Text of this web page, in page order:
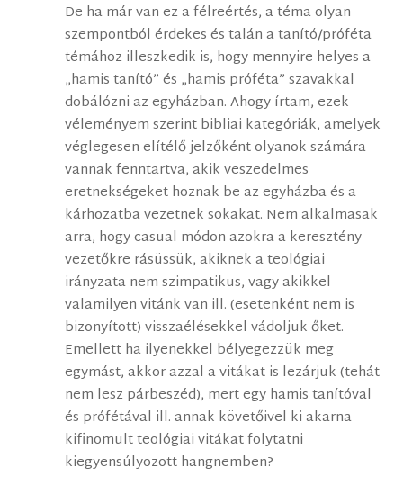
De ha már van ez a félreértés, a téma olyan
szempontból érdekes és talán a tanító/próféta
témához illeszkedik is, hogy mennyire helyes a
„hamis tanító” és „hamis próféta” szavakkal
dobálózni az egyházban. Ahogy írtam, ezek
véleményem szerint bibliai kategóriák, amelyek
véglegesen elítélő jelzőként olyanok számára
vannak fenntartva, akik veszedelmes
eretnekségeket hoznak be az egyházba és a
kárhozatba vezetnek sokakat. Nem alkalmasak
arra, hogy casual módon azokra a keresztény
vezetőkre rásüssük, akiknek a teológiai
irányzata nem szimpatikus, vagy akikkel
valamilyen vitánk van ill. (esetenként nem is
bizonyított) visszaélésekkel vádoljuk őket.
Emellett ha ilyenekkel bélyegezzük meg
egymást, akkor azzal a vitákat is lezárjuk (tehát
nem lesz párbeszéd), mert egy hamis tanítóval
és prófétával ill. annak követőivel ki akarna
kifinomult teológiai vitákat folytatni
kiegyensúlyozott hangnemben?